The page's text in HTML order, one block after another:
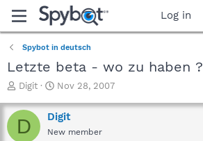
Log in
Spybot in deutsch
Letzte beta - wo zu haben ?
T
r
e
a
Digit
S
a
r
t
Nov 28, 2007
D Digit
New member